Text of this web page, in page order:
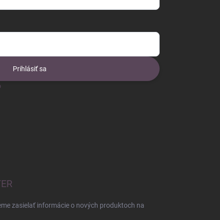
Prihlásiť sa
zasielať informácie o nových produktoch na